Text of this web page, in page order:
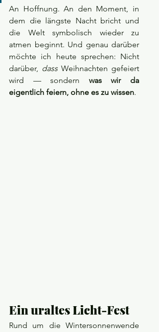
An Hoffnung. An den Moment, in
dem die längste Nacht bricht und
die Welt symbolisch wieder zu
atmen beginnt. Und genau darüber
möchte ich heute sprechen: Nicht
darüber, dass Weihnachten gefeiert
wird — sondern was wir da
eigentlich feiern, ohne es zu wissen.
Ein uraltes Licht-Fest
Rund um die Wintersonnenwende